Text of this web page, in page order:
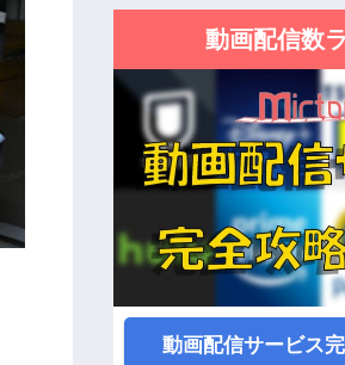
動画配信数
動画配信サービス